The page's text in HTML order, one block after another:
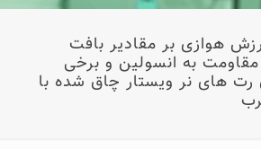
هوازی بر مقادیر بافت
مقاومت به انسولین و برخی
رت های نر ویستار چاق شده با